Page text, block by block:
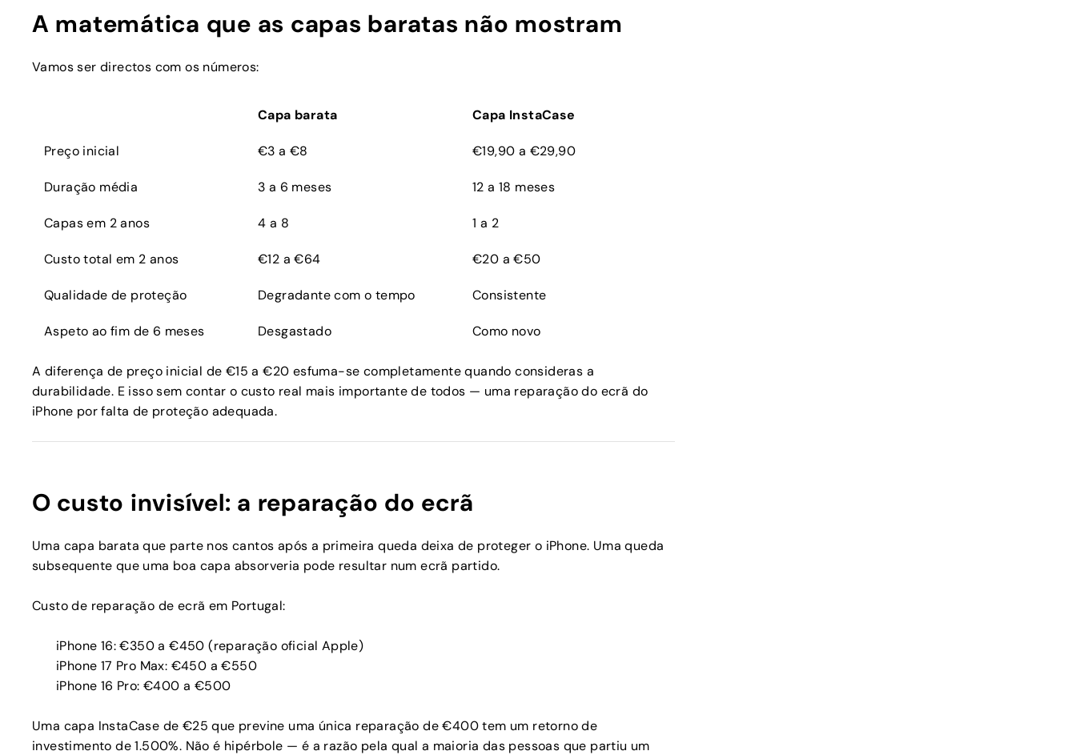
A matemática que as capas baratas não mostram
Vamos ser directos com os números:
Capa barata Capa InstaCase
Preço inicial €3 a €8 €19,90 a €29,90
Duração média 3 a 6 meses 12 a 18 meses
Capas em 2 anos 4 a 8 1 a 2
Custo total em 2 anos €12 a €64 €20 a €50
Qualidade de proteção Degradante com o tempo Consistente
Aspeto ao fim de 6 meses Desgastado Como novo
A diferença de preço inicial de €15 a €20 esfuma-se completamente quando consideras a
durabilidade. E isso sem contar o custo real mais importante de todos — uma reparação do ecrã do
iPhone por falta de proteção adequada.
O custo invisível: a reparação do ecrã
Uma capa barata que parte nos cantos após a primeira queda deixa de proteger o iPhone. Uma queda
subsequente que uma boa capa absorveria pode resultar num ecrã partido.
Custo de reparação de ecrã em Portugal:
iPhone 16: €350 a €450 (reparação oficial Apple)
iPhone 17 Pro Max: €450 a €550
iPhone 16 Pro: €400 a €500
Uma capa InstaCase de €25 que previne uma única reparação de €400 tem um retorno de
investimento de 1.500%. Não é hipérbole — é a razão pela qual a maioria das pessoas que partiu um